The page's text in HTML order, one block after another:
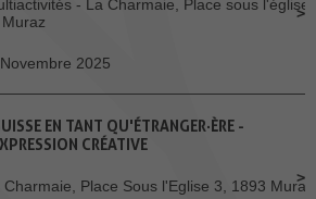
- La Charmaie, Place sous l'église
2025
EN TANT QU'ÉTRANGER·ÈRE -
CRÉATIVE
Charmaie, Place Sous l'Eglise 3, 1893 Muraz